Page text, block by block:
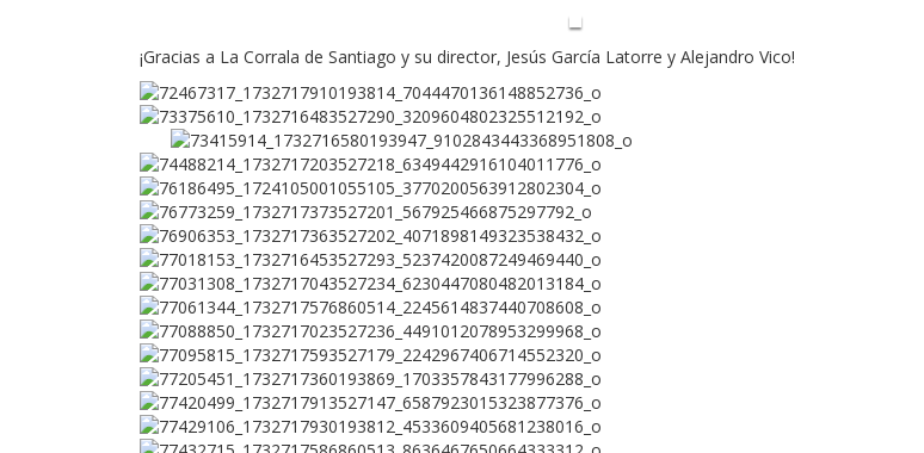
¡Gracias a La Corrala de Santiago y su director, Jesús García Latorre y Alejandro Vico!